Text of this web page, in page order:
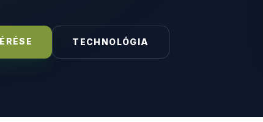
TECHNOLÓGIA